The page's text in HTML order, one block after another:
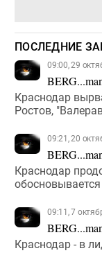
ПОСЛЕДНИЕ
09:00, 29
Краснодар
Ростов,
09:21, 20
Краснодар
09:11, 7
Краснодар - в